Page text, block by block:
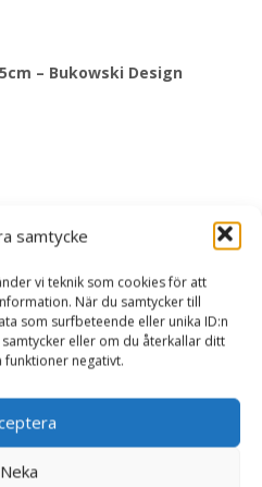
samtycke
vi teknik som cookies för att
När du samtycker till
som surfbeteende eller unika ID:n
eller om du återkallar ditt
funktioner negativt.
Neka
– Bukowski Design
Doppresenter